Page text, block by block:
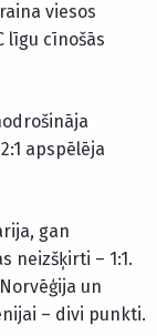
viesos
līgu cīnošās
apspēlēja
gan
neizšķirti – 1:1.
un
– divi punkti.